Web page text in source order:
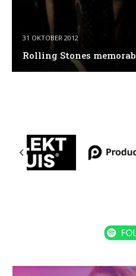
31 OKTOBER 2012
Rolling Stones